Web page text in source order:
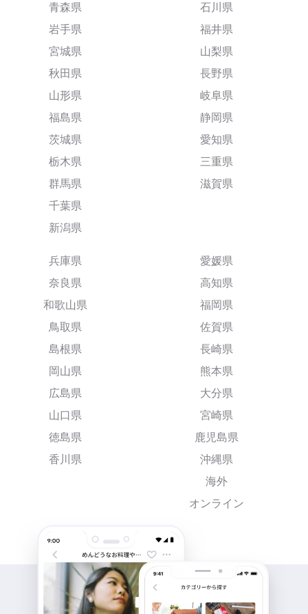
青森県
岩手県
宮城県
秋田県
山形県
福島県
茨城県
栃木県
群馬県
千葉県
新潟県
石川県
福井県
山梨県
長野県
岐阜県
静岡県
愛知県
三重県
滋賀県
兵庫県
奈良県
和歌山県
鳥取県
島根県
岡山県
広島県
山口県
徳島県
香川県
愛媛県
高知県
福岡県
佐賀県
長崎県
熊本県
大分県
宮崎県
鹿児島県
沖縄県
海外
オンライン